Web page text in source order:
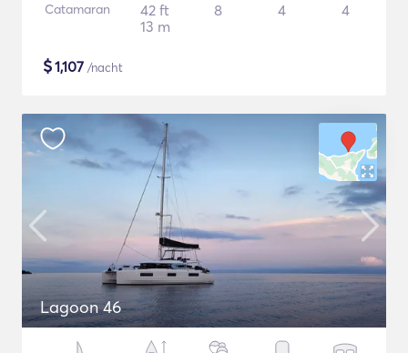
Catamaran
42 ft
13 m
8 4 4
$1,107 /nacht
Lagoon 46